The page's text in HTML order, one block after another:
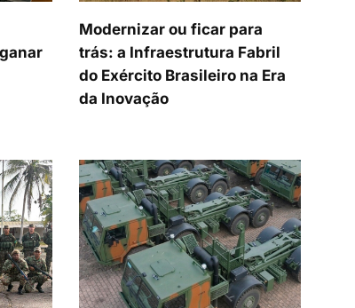
Modernizar ou ficar para
trás: a Infraestrutura Fabril
do Exército Brasileiro na Era
da Inovação